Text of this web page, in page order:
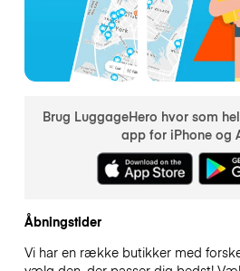
Brug LuggageHero hvor som
app for iPhone og
Åbningstider
Vi har en række butikker med